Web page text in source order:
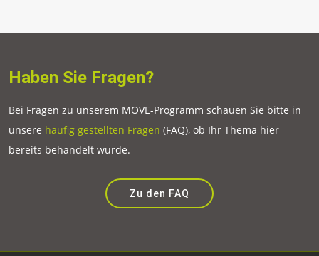
Haben Sie Fragen?
Bei Fragen zu unserem MOVE-Programm schauen Sie bitte in
unsere häufig gestellten Fragen (FAQ), ob Ihr Thema hier
bereits behandelt wurde.
Zu den FAQ